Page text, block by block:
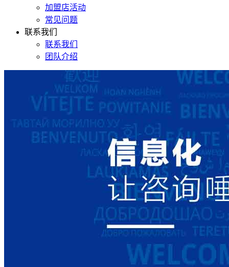
加盟店活动
常见问题
联系我们
联系我们
团队介绍